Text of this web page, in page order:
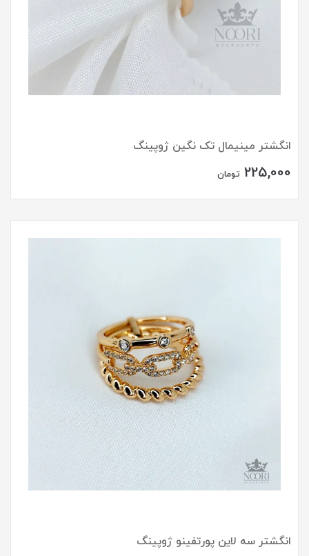
انگشتر مینیمال تک نگین ژوپینگ
225,000 تومان
انگشتر سه لاین پورتفینو ژوپینگ